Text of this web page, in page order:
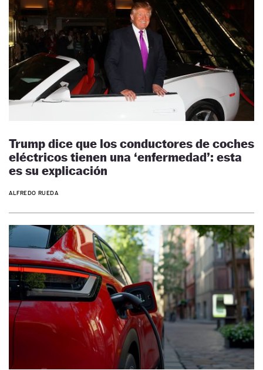
Trump dice que los conductores de coches
eléctricos tienen una ‘enfermedad’: esta
es su explicación
ALFREDO RUEDA